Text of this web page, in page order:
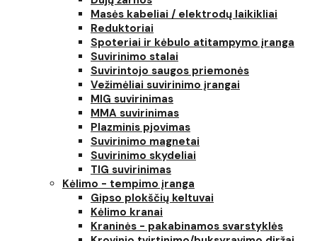
Masės kabeliai / elektrodų laikikliai
Reduktoriai
Spoteriai ir kėbulo atitampymo įranga
Suvirinimo stalai
Suvirintojo saugos priemonės
Vežimėliai suvirinimo įrangai
MIG suvirinimas
MMA suvirinimas
Plazminis pjovimas
Suvirinimo magnetai
Suvirinimo skydeliai
TIG suvirinimas
Kėlimo - tempimo įranga
Gipso plokščių keltuvai
Kėlimo kranai
Kraninės - pakabinamos svarstyklės